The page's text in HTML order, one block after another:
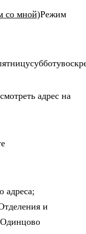
со мной)Режим
адрес на
адреса;
и